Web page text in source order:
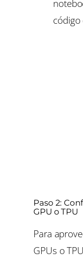
código
Paso 2:
GPU o TPU
Para
GPUs o